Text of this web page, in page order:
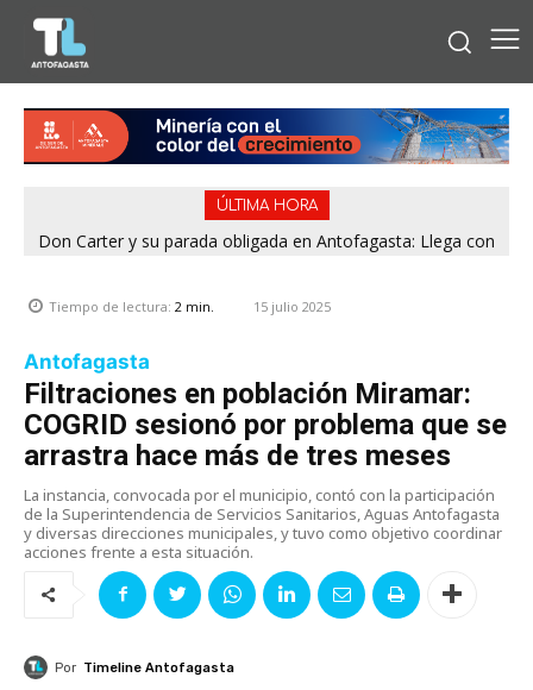
ÚLTIMA HORA
Don Carter y su parada obligada en Antofagasta: Llega con
Tiempo de lectura: 2 min. 15 julio 2025
Antofagasta
Filtraciones en población Miramar:
COGRID sesionó por problema que se
arrastra hace más de tres meses
La instancia, convocada por el municipio, contó con la participación
de la Superintendencia de Servicios Sanitarios, Aguas Antofagasta
y diversas direcciones municipales, y tuvo como objetivo coordinar
acciones frente a esta situación.
Por Timeline Antofagasta